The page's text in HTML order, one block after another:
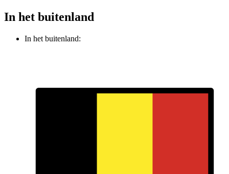
In het buitenland
In het buitenland: